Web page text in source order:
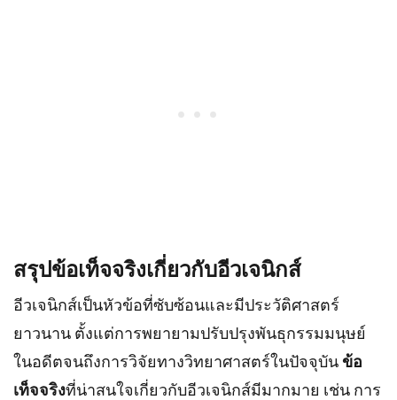
สรุปข้อเท็จจริงเกี่ยวกับอีวเจนิกส์
อีวเจนิกส์เป็นหัวข้อที่ซับซ้อนและมีประวัติศาสตร์
ยาวนาน ตั้งแต่การพยายามปรับปรุงพันธุกรรมมนุษย์
ในอดีตจนถึงการวิจัยทางวิทยาศาสตร์ในปัจจุบันข้อ
เท็จจริงที่น่าสนใจเกี่ยวกับอีวเจนิกส์มีมากมาย เช่น การ